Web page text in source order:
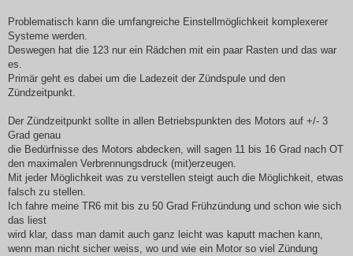
Problematisch kann die umfangreiche Einstellmöglichkeit komplexerer
Systeme werden.
Deswegen hat die 123 nur ein Rädchen mit ein paar Rasten und das war
es.
Primär geht es dabei um die Ladezeit der Zündspule und den
Zündzeitpunkt.
Der Zündzeitpunkt sollte in allen Betriebspunkten des Motors auf +/- 3
Grad genau
die Bedürfnisse des Motors abdecken, will sagen 11 bis 16 Grad nach OT
den maximalen Verbrennungsdruck (mit)erzeugen.
Mit jeder Möglichkeit was zu verstellen steigt auch die Möglichkeit, etwas
falsch zu stellen.
Ich fahre meine TR6 mit bis zu 50 Grad Frühzündung und schon wie sich
das liest
wird klar, dass man damit auch ganz leicht was kaputt machen kann,
wenn man nicht sicher weiss, wo und wie ein Motor so viel Zündung